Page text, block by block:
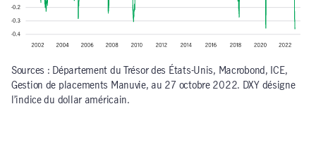
Sources : Département du Trésor des États-Unis, Macrobond, ICE,
Gestion de placements Manuvie, au 27 octobre 2022. DXY désigne
l’indice du dollar américain.